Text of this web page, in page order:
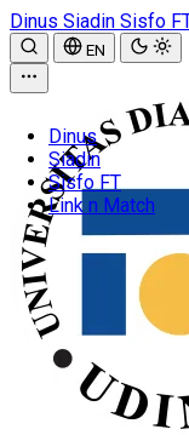
Dinus Siadin Sisfo
EN
Dinus
Siadin
Sisfo FT
Link n Match